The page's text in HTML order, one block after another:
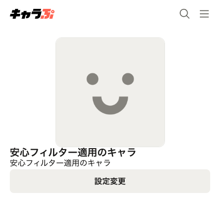
安心フィルター適用のキャラ
安心フィルター適用のキャラ
設定変更